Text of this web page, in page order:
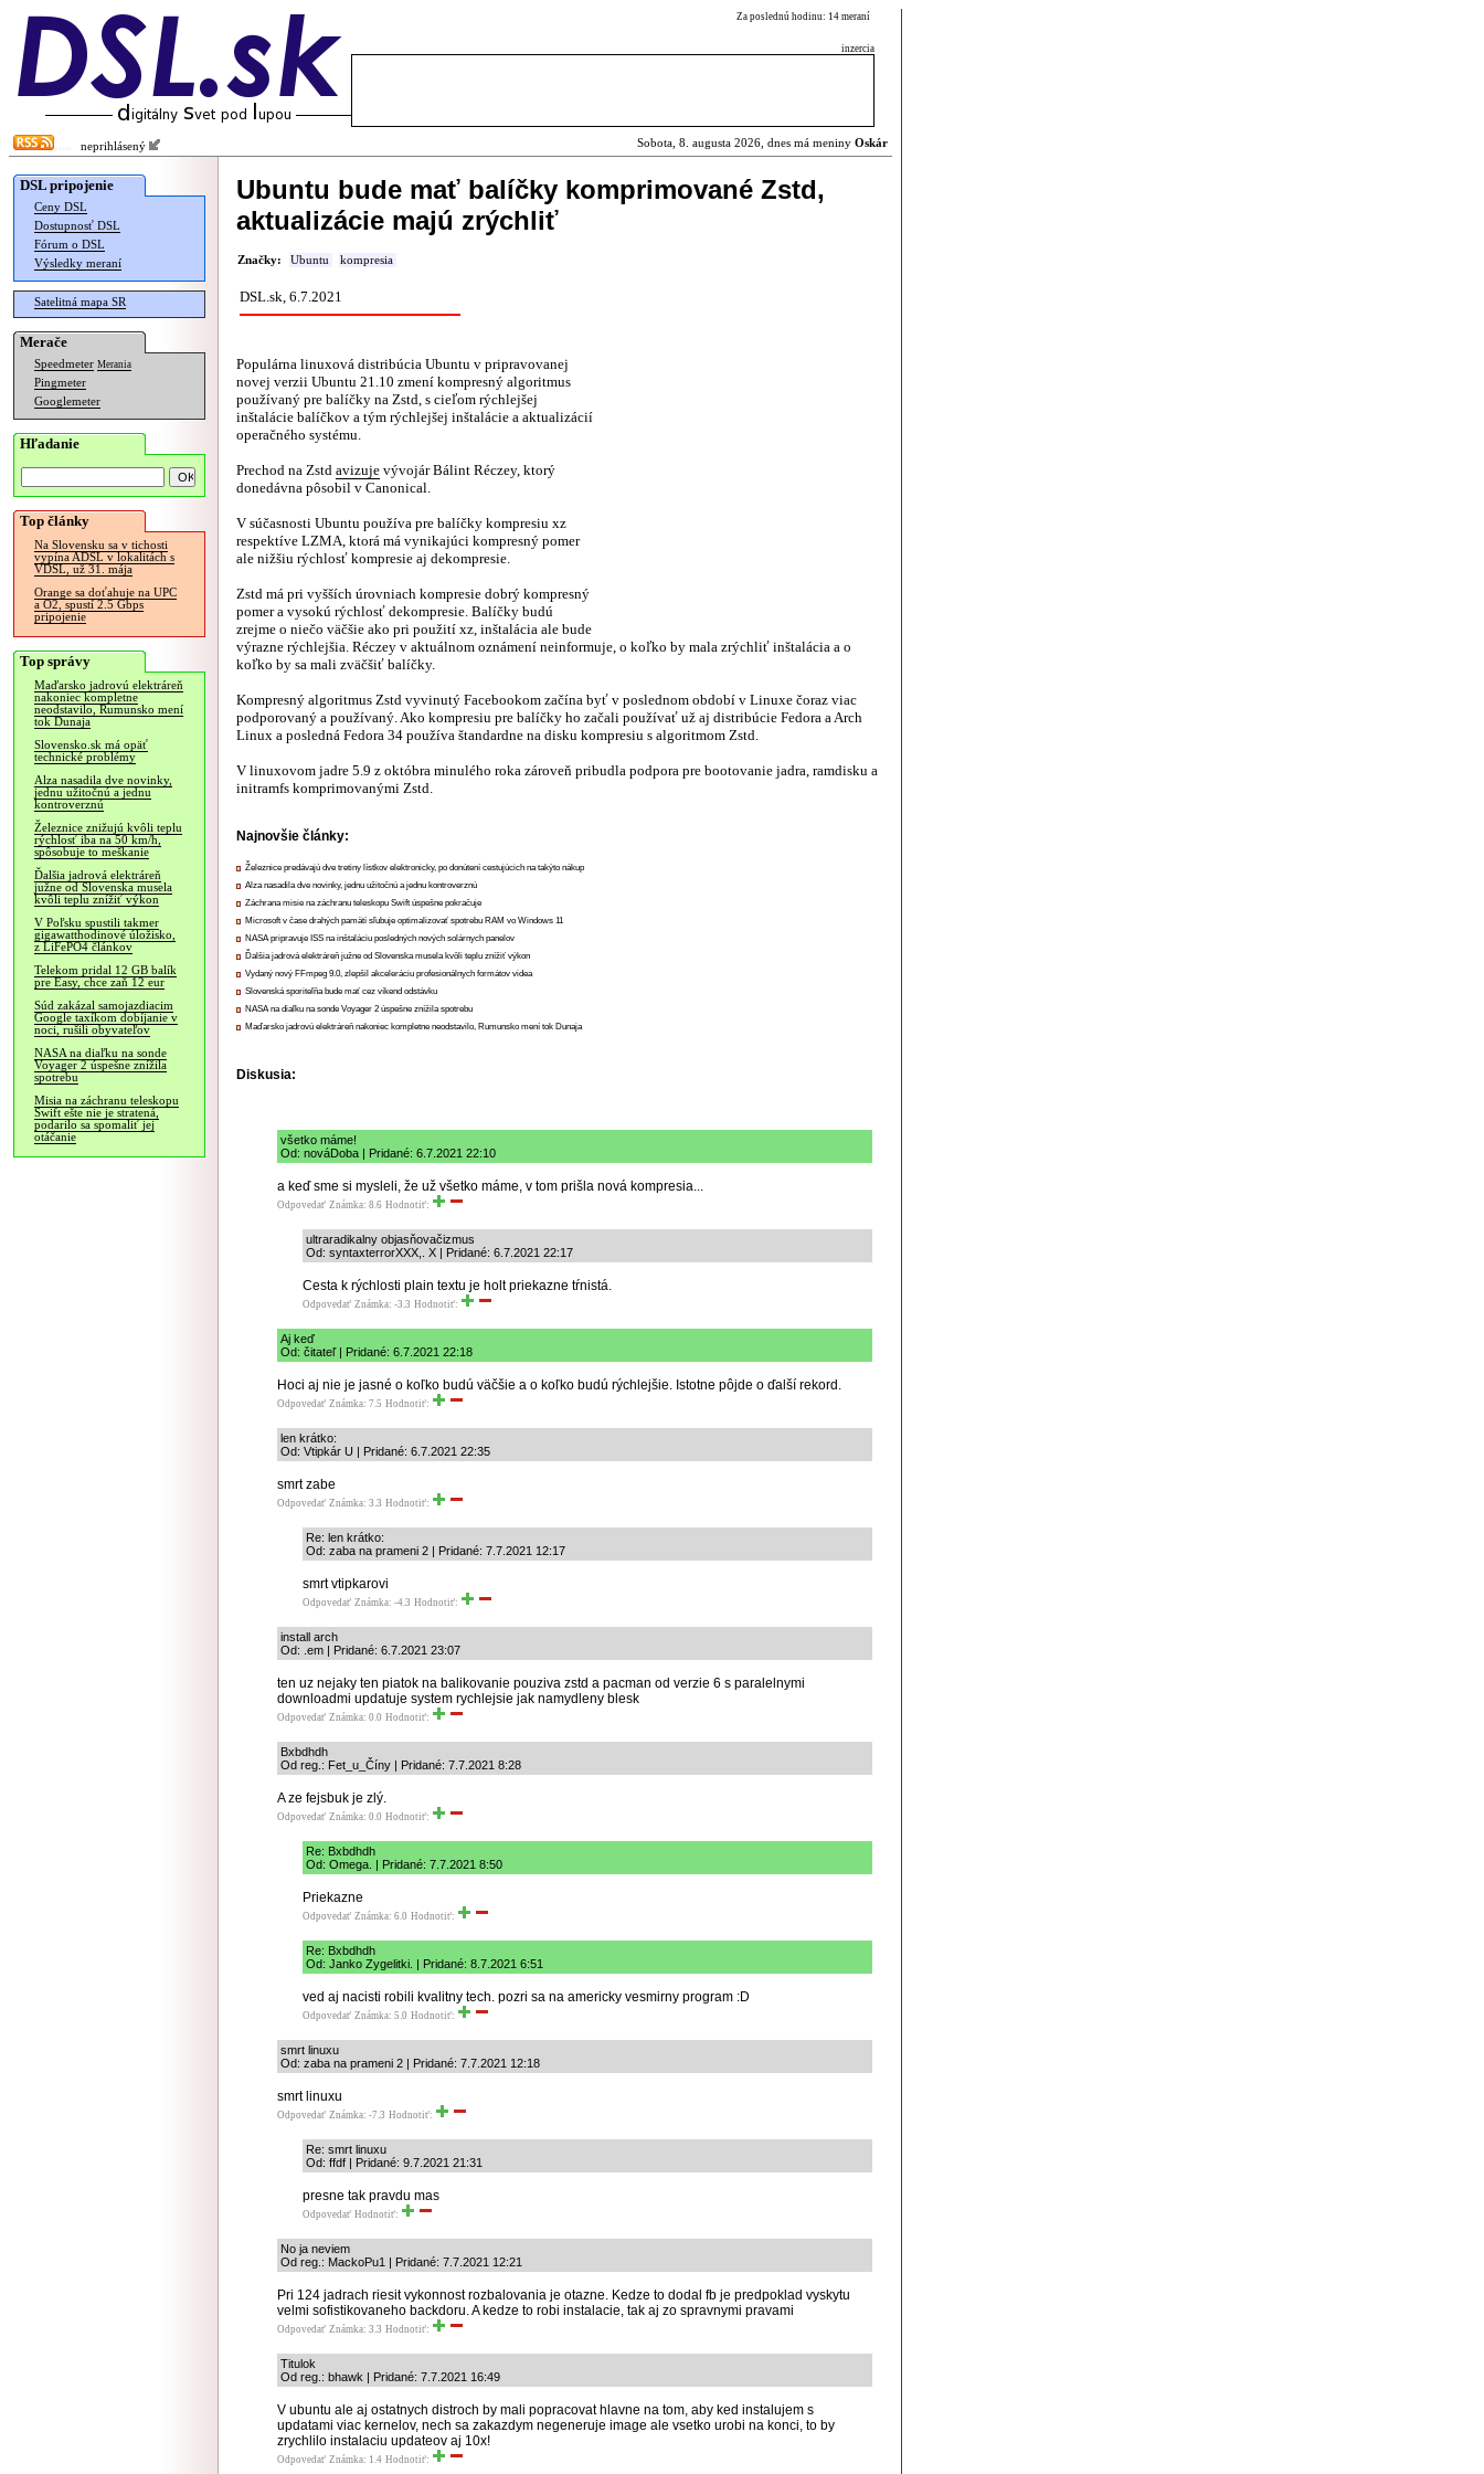
Za poslednú hodinu: 14 meraní
inzercia
neprihlásený Sobota, 8. augusta 2026, dnes má meniny Oskár
DSL pripojenie
Ceny DSL
Dostupnosť DSL
Fórum o DSL
Výsledky meraní
Satelitná mapa SR
Merače
Speedmeter Merania
Pingmeter
Googlemeter
Hľadanie
Top články
Na Slovensku sa v tichosti
vypína ADSL v lokalitách s
VDSL, už 31. mája
Orange sa doťahuje na UPC
a O2, spustí 2.5 Gbps
pripojenie
Top správy
Maďarsko jadrovú elektráreň
nakoniec kompletne
neodstavilo, Rumunsko mení
tok Dunaja
Slovensko.sk má opäť
technické problémy
Alza nasadila dve novinky,
jednu užitočnú a jednu
kontroverznú
Železnice znižujú kvôli teplu
rýchlosť iba na 50 km/h,
spôsobuje to meškanie
Ďalšia jadrová elektráreň
južne od Slovenska musela
kvôli teplu znížiť výkon
V Poľsku spustili takmer
gigawatthodinové úložisko,
z LiFePO4 článkov
Telekom pridal 12 GB balík
pre Easy, chce zaň 12 eur
Súd zakázal samojazdiacim
Google taxíkom dobíjanie v
noci, rušili obyvateľov
NASA na diaľku na sonde
Voyager 2 úspešne znížila
spotrebu
Misia na záchranu teleskopu
Swift ešte nie je stratená,
podarilo sa spomaliť jej
otáčanie
Ubuntu bude mať balíčky komprimované Zstd,
aktualizácie majú zrýchliť
Značky: Ubuntu kompresia
DSL.sk, 6.7.2021
Populárna linuxová distribúcia Ubuntu v pripravovanej
novej verzii Ubuntu 21.10 zmení kompresný algoritmus
používaný pre balíčky na Zstd, s cieľom rýchlejšej
inštalácie balíčkov a tým rýchlejšej inštalácie a aktualizácií
operačného systému.
Prechod na Zstd avizuje vývojár Bálint Réczey, ktorý
donedávna pôsobil v Canonical.
V súčasnosti Ubuntu používa pre balíčky kompresiu xz
respektíve LZMA, ktorá má vynikajúci kompresný pomer
ale nižšiu rýchlosť kompresie aj dekompresie.
Zstd má pri vyšších úrovniach kompresie dobrý kompresný
pomer a vysokú rýchlosť dekompresie. Balíčky budú
zrejme o niečo väčšie ako pri použití xz, inštalácia ale bude
výrazne rýchlejšia. Réczey v aktuálnom oznámení neinformuje, o koľko by mala zrýchliť inštalácia a o
koľko by sa mali zväčšiť balíčky.
Kompresný algoritmus Zstd vyvinutý Facebookom začína byť v poslednom období v Linuxe čoraz viac
podporovaný a používaný. Ako kompresiu pre balíčky ho začali používať už aj distribúcie Fedora a Arch
Linux a posledná Fedora 34 používa štandardne na disku kompresiu s algoritmom Zstd.
V linuxovom jadre 5.9 z októbra minulého roka zároveň pribudla podpora pre bootovanie jadra, ramdisku a
initramfs komprimovanými Zstd.
Najnovšie články:
Železnice predávajú dve tretiny lístkov elektronicky, po donútení cestujúcich na takýto nákup
Alza nasadila dve novinky, jednu užitočnú a jednu kontroverznú
Záchrana misie na záchranu teleskopu Swift úspešne pokračuje
Microsoft v čase drahých pamätí sľubuje optimalizovať spotrebu RAM vo Windows 11
NASA pripravuje ISS na inštaláciu posledných nových solárnych panelov
Ďalšia jadrová elektráreň južne od Slovenska musela kvôli teplu znížiť výkon
Vydaný nový FFmpeg 9.0, zlepšil akceleráciu profesionálnych formátov videa
Slovenská sporiteľňa bude mať cez víkend odstávku
NASA na diaľku na sonde Voyager 2 úspešne znížila spotrebu
Maďarsko jadrovú elektráreň nakoniec kompletne neodstavilo, Rumunsko mení tok Dunaja
Diskusia:
všetko máme!
Od: nováDoba | Pridané: 6.7.2021 22:10
a keď sme si mysleli, že už všetko máme, v tom prišla nová kompresia...
Odpovedať Známka: 8.6 Hodnotiť:
ultraradikalny objasňovačizmus
Od: syntaxterrorXXX,. X | Pridané: 6.7.2021 22:17
Cesta k rýchlosti plain textu je holt priekazne tŕnistá.
Odpovedať Známka: -3.3 Hodnotiť:
Aj keď
Od: čitateľ | Pridané: 6.7.2021 22:18
Hoci aj nie je jasné o koľko budú väčšie a o koľko budú rýchlejšie. Istotne pôjde o ďalší rekord.
Odpovedať Známka: 7.5 Hodnotiť:
len krátko:
Od: Vtipkár U | Pridané: 6.7.2021 22:35
smrt zabe
Odpovedať Známka: 3.3 Hodnotiť:
Re: len krátko:
Od: zaba na prameni 2 | Pridané: 7.7.2021 12:17
smrt vtipkarovi
Odpovedať Známka: -4.3 Hodnotiť:
install arch
Od: .em | Pridané: 6.7.2021 23:07
ten uz nejaky ten piatok na balikovanie pouziva zstd a pacman od verzie 6 s paralelnymi
downloadmi updatuje system rychlejsie jak namydleny blesk
Odpovedať Známka: 0.0 Hodnotiť:
Bxbdhdh
Od reg.: Fet_u_Číny | Pridané: 7.7.2021 8:28
A ze fejsbuk je zlý.
Odpovedať Známka: 0.0 Hodnotiť:
Re: Bxbdhdh
Od: Omega. | Pridané: 7.7.2021 8:50
Priekazne
Odpovedať Známka: 6.0 Hodnotiť:
Re: Bxbdhdh
Od: Janko Zygelitki. | Pridané: 8.7.2021 6:51
ved aj nacisti robili kvalitny tech. pozri sa na americky vesmirny program :D
Odpovedať Známka: 5.0 Hodnotiť:
smrt linuxu
Od: zaba na prameni 2 | Pridané: 7.7.2021 12:18
smrt linuxu
Odpovedať Známka: -7.3 Hodnotiť:
Re: smrt linuxu
Od: ffdf | Pridané: 9.7.2021 21:31
presne tak pravdu mas
Odpovedať Hodnotiť:
No ja neviem
Od reg.: MackoPu1 | Pridané: 7.7.2021 12:21
Pri 124 jadrach riesit vykonnost rozbalovania je otazne. Kedze to dodal fb je predpoklad vyskytu
velmi sofistikovaneho backdoru. A kedze to robi instalacie, tak aj zo spravnymi pravami
Odpovedať Známka: 3.3 Hodnotiť:
Titulok
Od reg.: bhawk | Pridané: 7.7.2021 16:49
V ubuntu ale aj ostatnych distroch by mali popracovat hlavne na tom, aby ked instalujem s
updatami viac kernelov, nech sa zakazdym negeneruje image ale vsetko urobi na konci, to by
zrychlilo instalaciu updateov aj 10x!
Odpovedať Známka: 1.4 Hodnotiť: